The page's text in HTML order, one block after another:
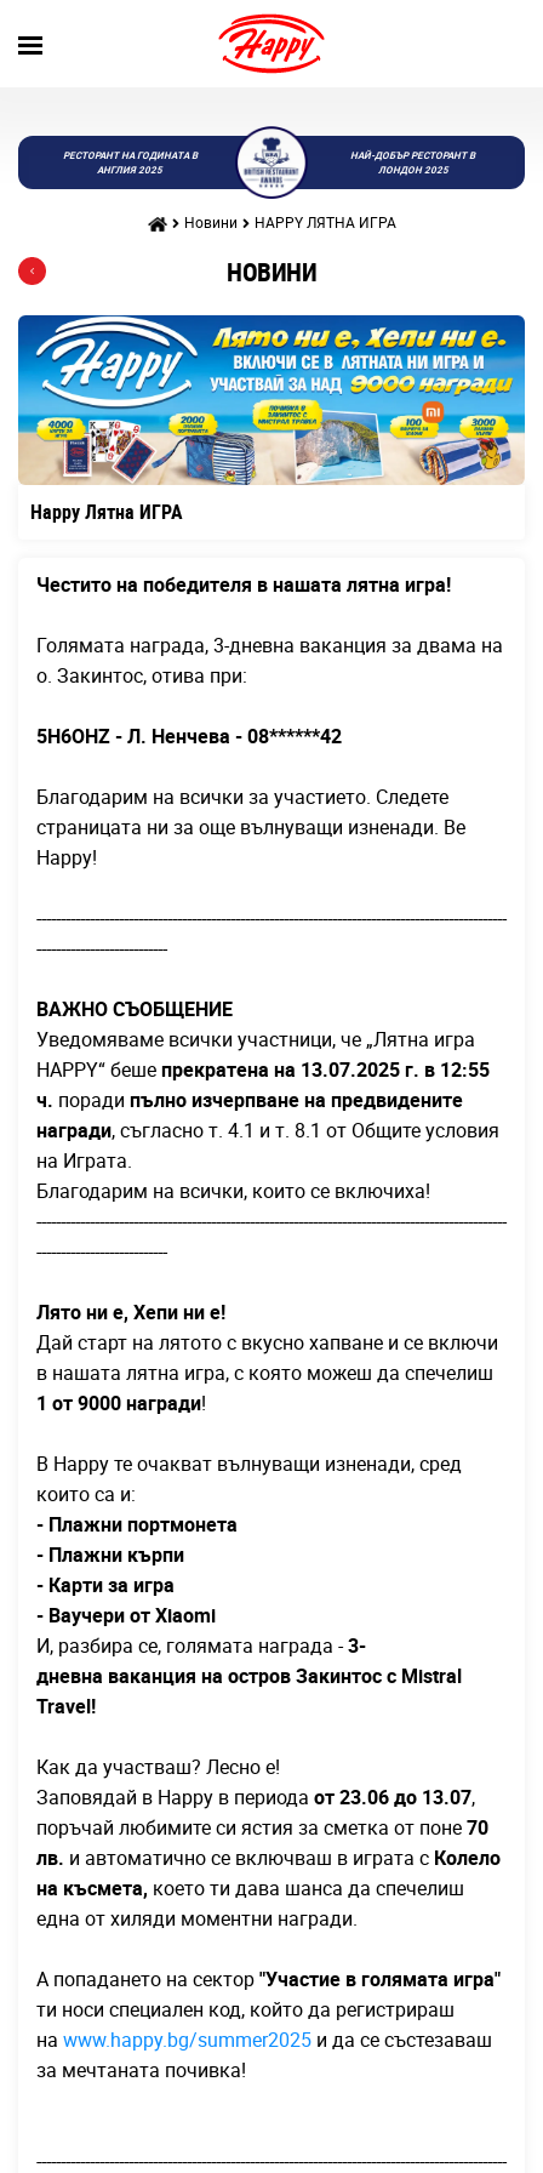
РЕСТОРАНТ НА ГОДИНАТА В
АНГЛИЯ 2025
НАЙ-ДОБЪР РЕСТОРАНТ В
ЛОНДОН 2025
Новини HAPPY ЛЯТНА ИГРА
НОВИНИ
Happy Лятна ИГРА
Честито на победителя в нашата лятна игра!
Голямата награда, 3-дневна ваканция за двама на
о. Закинтос, отива при:
5H6OHZ - Л. Ненчева - 08******42
Благодарим на всички за участието. Следете
страницата ни за още вълнуващи изненади. Be
Happy!
-------------------------------------------------------------------------------------------------
---------------------------
ВАЖНО СЪОБЩЕНИЕ
Уведомяваме всички участници, че „Лятна игра
HAPPY“ бешепрекратена на 13.07.2025 г. в 12:55
ч. поради пълно изчерпване на предвидените
награди, съгласно т. 4.1 и т. 8.1 от Общите условия
на Играта.
Благодарим на всички, които се включиха!
-------------------------------------------------------------------------------------------------
---------------------------
Лято ни е, Хепи ни е!
Дай старт на лятото с вкусно хапване и се включи
в нашата лятна игра, с която можеш да спечелиш
1 от 9000 награди!
В Happy те очакват вълнуващи изненади, сред
които са и:
- Плажни портмонета
- Плажни кърпи
- Карти за игра
- Ваучери от Xiaomi
И, разбира се, голямата награда -3-
дневна ваканция на остров Закинтос с Mistral
Travel!
Как да участваш? Лесно е!
Заповядай в Happy в периода от 23.06 до 13.07,
поръчай любимите си ястия за сметка от поне70
лв. и автоматично се включваш в играта с Колело
на късмета, което ти дава шанса да спечелиш
една от хиляди моментни награди.
А попадането на сектор"Участие в голямата игра"
ти носи специален код, който да регистрираш
на www.happy.bg/summer2025 и да се състезаваш
за мечтаната почивка!
-------------------------------------------------------------------------------------------------